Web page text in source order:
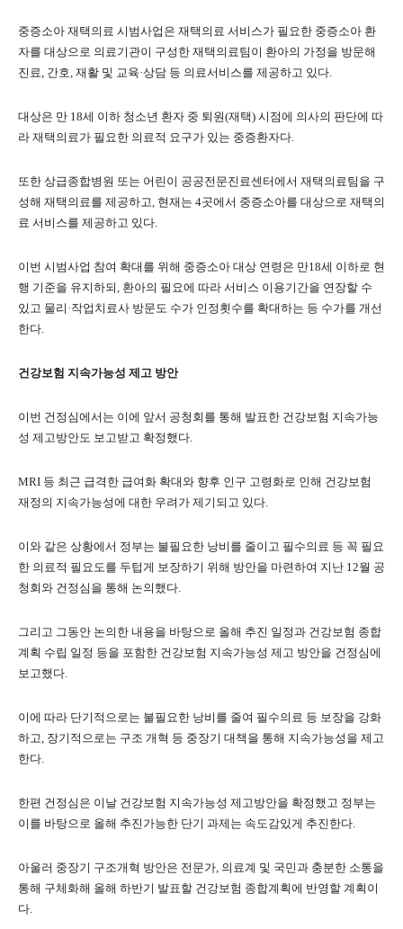
중증소아 재택의료 시범사업은 재택의료 서비스가 필요한 중증소아 환
자를 대상으로 의료기관이 구성한 재택의료팀이 환아의 가정을 방문해
진료, 간호, 재활 및 교육·상담 등 의료서비스를 제공하고 있다.
대상은 만 18세 이하 청소년 환자 중 퇴원(재택) 시점에 의사의 판단에 따
라 재택의료가 필요한 의료적 요구가 있는 중증환자다.
또한 상급종합병원 또는 어린이 공공전문진료센터에서 재택의료팀을 구
성해 재택의료를 제공하고, 현재는 4곳에서 중증소아를 대상으로 재택의
료 서비스를 제공하고 있다.
이번 시범사업 참여 확대를 위해 중증소아 대상 연령은 만18세 이하로 현
행 기준을 유지하되, 환아의 필요에 따라 서비스 이용기간을 연장할 수
있고 물리·작업치료사 방문도 수가 인정횟수를 확대하는 등 수가를 개선
한다.
건강보험 지속가능성 제고 방안
이번 건정심에서는 이에 앞서 공청회를 통해 발표한 건강보험 지속가능
성 제고방안도 보고받고 확정했다.
MRI 등 최근 급격한 급여화 확대와 향후 인구 고령화로 인해 건강보험
재정의 지속가능성에 대한 우려가 제기되고 있다.
이와 같은 상황에서 정부는 불필요한 낭비를 줄이고 필수의료 등 꼭 필요
한 의료적 필요도를 두텁게 보장하기 위해 방안을 마련하여 지난 12월 공
청회와 건정심을 통해 논의했다.
그리고 그동안 논의한 내용을 바탕으로 올해 추진 일정과 건강보험 종합
계획 수립 일정 등을 포함한 건강보험 지속가능성 제고 방안을 건정심에
보고했다.
이에 따라 단기적으로는 불필요한 낭비를 줄여 필수의료 등 보장을 강화
하고, 장기적으로는 구조 개혁 등 중장기 대책을 통해 지속가능성을 제고
한다.
한편 건정심은 이날 건강보험 지속가능성 제고방안을 확정했고 정부는
이를 바탕으로 올해 추진가능한 단기 과제는 속도감있게 추진한다.
아울러 중장기 구조개혁 방안은 전문가, 의료계 및 국민과 충분한 소통을
통해 구체화해 올해 하반기 발표할 건강보험 종합계획에 반영할 계획이
다.